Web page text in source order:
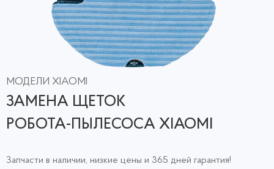
МОДЕЛИ XIAOMI
ЗАМЕНА ЩЕТОК
РОБОТА-ПЫЛЕСОСА XIAOMI
Запчасти в наличии, низкие цены и 365 дней гарантия!